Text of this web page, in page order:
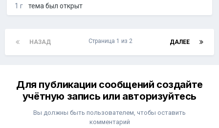
1 г тема был открыт
НАЗАД ДАЛЕЕ
Страница 1 из 2
Для публикации сообщений создайте
учётную запись или авторизуйтесь
Вы должны быть пользователем, чтобы оставить
комментарий